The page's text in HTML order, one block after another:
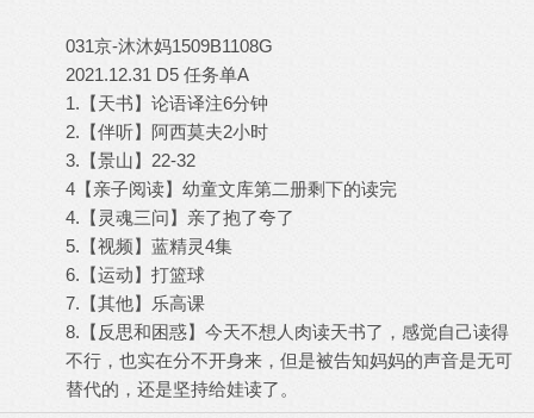
031京-沐沐妈1509B1108G
2021.12.31 D5 任务单A
1.【天书】论语译注6分钟
2.【伴听】阿西莫夫2小时
3.【景山】22-32
4【亲子阅读】幼童文库第二册剩下的读完
4.【灵魂三问】亲了抱了夸了
5.【视频】蓝精灵4集
6.【运动】打篮球
7.【其他】乐高课
8.【反思和困惑】今天不想人肉读天书了，感觉自己读得
不行，也实在分不开身来，但是被告知妈妈的声音是无可
替代的，还是坚持给娃读了。